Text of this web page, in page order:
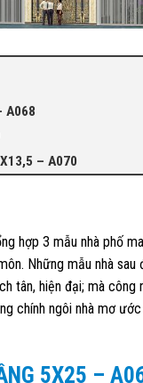
A068
– A070
hợp 3 mẫu nhà phố
Những mẫu nhà
tân, hiện đại; mà
ngôi nhà mơ
5X25 –